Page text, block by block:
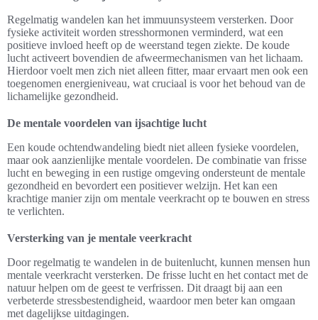
Regelmatig wandelen kan het immuunsysteem versterken. Door
fysieke activiteit worden stresshormonen verminderd, wat een
positieve invloed heeft op de weerstand tegen ziekte. De koude
lucht activeert bovendien de afweermechanismen van het lichaam.
Hierdoor voelt men zich niet alleen fitter, maar ervaart men ook een
toegenomen energieniveau, wat cruciaal is voor het behoud van de
lichamelijke gezondheid.
De mentale voordelen van ijsachtige lucht
Een koude ochtendwandeling biedt niet alleen fysieke voordelen,
maar ook aanzienlijke mentale voordelen. De combinatie van frisse
lucht en beweging in een rustige omgeving ondersteunt de mentale
gezondheid en bevordert een positiever welzijn. Het kan een
krachtige manier zijn om mentale veerkracht op te bouwen en stress
te verlichten.
Versterking van je mentale veerkracht
Door regelmatig te wandelen in de buitenlucht, kunnen mensen hun
mentale veerkracht versterken. De frisse lucht en het contact met de
natuur helpen om de geest te verfrissen. Dit draagt bij aan een
verbeterde stressbestendigheid, waardoor men beter kan omgaan
met dagelijkse uitdagingen.